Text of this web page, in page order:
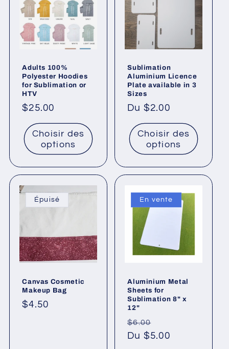
Adults 100%
Polyester Hoodies
for Sublimation or
HTV
Prix
habituel
$25.00
Choisir des
options
Sublimation
Aluminium Licence
Plate available in 3
Sizes
Prix
habituel
Du $2.00
Choisir des
options
Épuisé
Canvas Cosmetic
Makeup Bag
Prix
$4.50
En vente
Aluminium Metal
Sheets for
Sublimation 8" x
12"
Prix
habituel
$6.00
promotionnel
Du $5.00